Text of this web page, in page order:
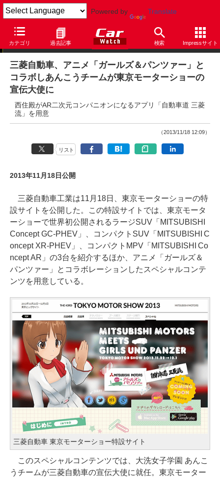
Powered by Translate
カテゴリ 過去記事 検索 Impressサイト
ニュース
三菱自動車、アニメ「ガールズ＆パンツァー」と
コラボしあんこうチームが東京モーターショーの
宣伝大使に
西住殿がAR二次元コンパニオンになるアプリ「自動車道 三菱
流」を用意
（2013/11/18 12:09）
リスト
2013年11月18日公開
三菱自動車工業は11月18日、東京モーターショーの特
設サイトを公開した。この特設サイトでは、東京モータ
ーショーで世界初公開されるラージSUV「MITSUBISHI
Concept GC-PHEV」、コンパクトSUV「MITSUBISHI C
oncept XR-PHEV」、コンパクトMPV「MITSUBISHI Co
ncept AR」の3台を紹介するほか、アニメ「ガールズ＆
パンツァー」とコラボレーションしたスペシャルコンテ
ンツを用意している。
三菱自動車 東京モーターショー特設サイト
このスペシャルコンテンツでは、大洗女子学園 あんこ
うチームが三菱自動車の宣伝大使に就任。東京モーター